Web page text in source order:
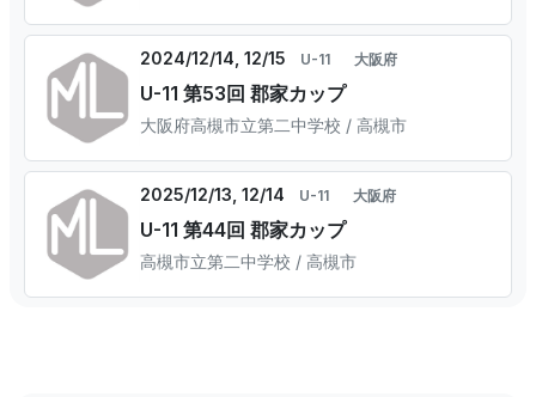
2024/12/14, 12/15 U-11 大阪府
U-11 第53回 郡家カップ
大阪府高槻市立第二中学校 / 高槻市
2025/12/13, 12/14 U-11 大阪府
U-11 第44回 郡家カップ
高槻市立第二中学校 / 高槻市